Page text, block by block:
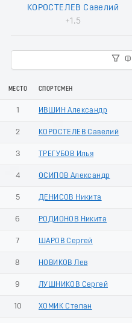
КОРОСТЕЛЕВ Савелий
+1.5
МЕСТО СПОРТСМЕН
1 ИВШИН Александр
2 КОРОСТЕЛЕВ Савелий
3 ТРЕГУБОВ Илья
4 ОСИПОВ Александр
5 ДЕНИСОВ Никита
6 РОДИОНОВ Никита
7 ШАРОВ Сергей
8 НОВИКОВ Лев
9 ЛУШНИКОВ Сергей
10 ХОМИК Степан